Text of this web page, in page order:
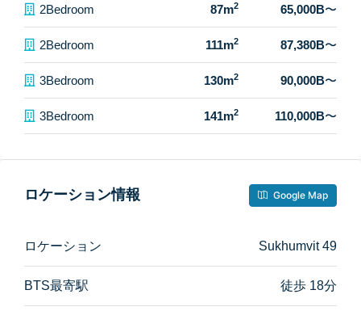
2Bedroom 87m2 65,000B〜
2Bedroom 111m2 87,380B〜
3Bedroom 130m2 90,000B〜
3Bedroom 141m2 110,000B〜
ロケーション情報 Google Map
ロケーション Sukhumvit 49
BTS最寄駅 徒歩 18分